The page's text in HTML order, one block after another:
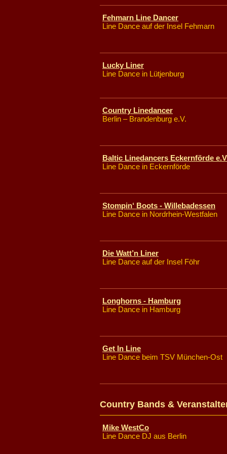
Fehmarn Line Dancer
Line Dance auf der Insel Fehmarn
Lucky Liner
Line Dance in Lütjenburg
Country Linedancer
Berlin – Brandenburg e.V.
Baltic Linedancers Eckernförde
Line Dance in Eckernförde
Stompin‘ Boots - Willebadessen
Line Dance in Nordrhein-Westfalen
Die Watt’n Liner
Line Dance auf der Insel Föhr
Longhorns - Hamburg
Line Dance in Hamburg
Get In Line
Line Dance beim TSV München-Ost
Country Bands &
Mike WestCo
Line Dance DJ aus Berlin